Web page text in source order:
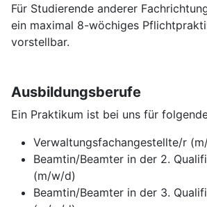
Für Studierende anderer
ein maximal 8-wöchiges
vorstellbar.
Ausbildungsberufe
Ein Praktikum ist bei uns für
Verwaltungsfachangestellte/r
Beamtin/Beamter in der 2.
(m/w/d)
Beamtin/Beamter in der 3.